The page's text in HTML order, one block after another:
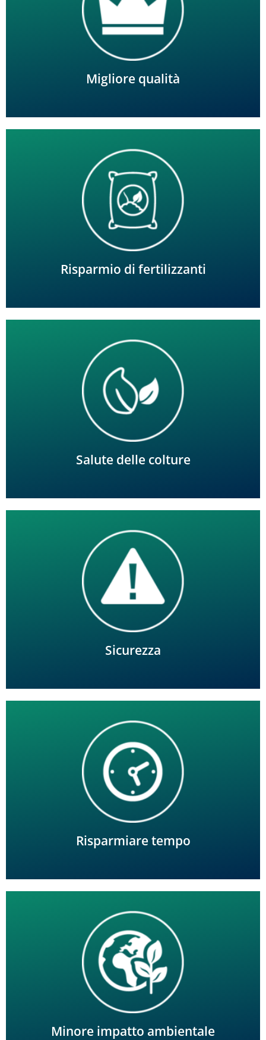
Migliore qualità
Ottimizzare la qualità in base alla salute delle colture.
Risparmio di fertilizzanti
Ridurre il ruscellamento o la lisciviazione profonda dei
nutrienti e ottimizzare l'uso dei fertilizzanti.
Salute delle colture
Gestire l'acqua per le avversità fitopatologiche, stimolare
lo sviluppo delle radici e fornire protezione dal gelo.
Sicurezza
Allarme in tempo reale su una serie di parametri, tra cui i
livelli di riempimento e di umidità del suolo saturo,
l'attivazione o il guasto della pompa e la tracciabilità di
tutti gli eventi.
Risparmiare tempo
Razionalizzazione delle operazioni aziendali.
Minore impatto ambientale
Meno sprechi d'acqua e meno contaminazione delle
falde acquifere.